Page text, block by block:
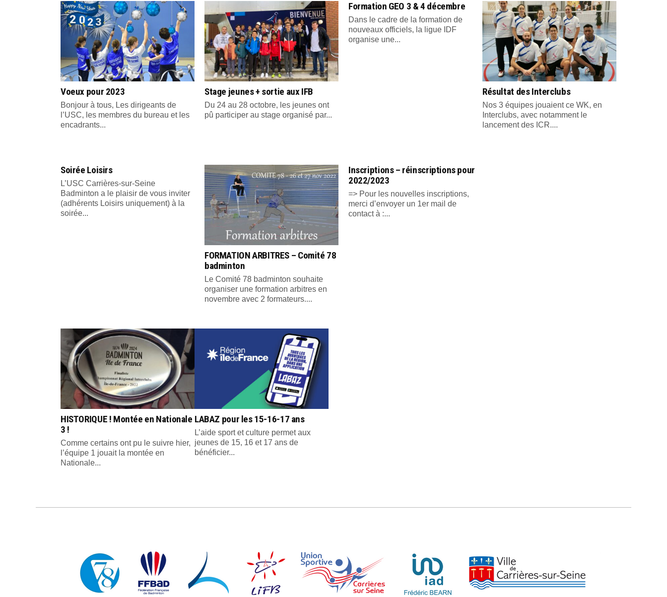
Voeux pour 2023
Bonjour à tous, Les dirigeants de
l’USC, les membres du bureau et les
encadrants...
Stage jeunes + sortie aux IFB
Du 24 au 28 octobre, les jeunes ont
pû participer au stage organisé par...
Formation GEO 3 & 4 décembre
Dans le cadre de la formation de
nouveaux officiels, la ligue IDF
organise une...
Résultat des Interclubs
Nos 3 équipes jouaient ce WK, en
Interclubs, avec notamment le
lancement des ICR....
Soirée Loisirs
L’USC Carrières-sur-Seine
Badminton a le plaisir de vous inviter
(adhérents Loisirs uniquement) à la
soirée...
FORMATION ARBITRES – Comité 78
badminton
Le Comité 78 badminton souhaite
organiser une formation arbitres en
novembre avec 2 formateurs....
Inscriptions – réinscriptions pour
2022/2023
=> Pour les nouvelles inscriptions,
merci d’envoyer un 1er mail de
contact à :...
HISTORIQUE ! Montée en Nationale
3 !
Comme certains ont pu le suivre hier,
l’équipe 1 jouait la montée en
Nationale...
LABAZ pour les 15-16-17 ans
L’aide sport et culture permet aux
jeunes de 15, 16 et 17 ans de
bénéficier...